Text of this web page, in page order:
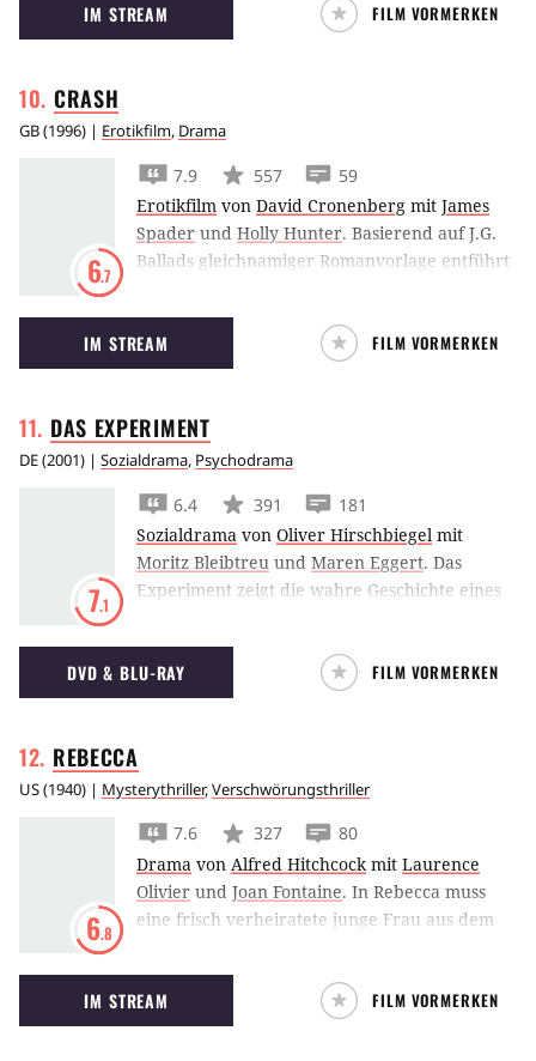
Verrat.
IM STREAM FILM VORMERKEN
CRASH
GB(1996) | Erotikfilm, Drama
6.7
7.9 557
59
Erotikfilm von David Cronenberg mit James
Spader und Holly Hunter. Basierend auf J.G.
Ballads gleichnamiger Romanvorlage entführt
Untiefen eines erotisch aufgeladenen Dramas
mit James Spader und Holly Hunter.
IM STREAM FILM VORMERKEN
DAS EXPERIMENT
DE(2001) | Sozialdrama, Psychodrama
7.1
6.4 391
181
Sozialdrama von Oliver Hirschbiegel mit
Moritz Bleibtreu und Maren Eggert. Das
Experiment zeigt die wahre Geschichte eines
eine Versuchsgruppe wahllos in Häftlinge und
deren Wärter aufteilte.
DVD & BLU-RAY FILM VORMERKEN
REBECCA
US(1940) | Mysterythriller,Verschwörungsthriller
6.8
7.6 327
80
Drama von Alfred Hitchcock mit Laurence
Olivier und Joan Fontaine. In Rebecca muss
eine frisch verheiratete junge Frau aus dem
IM STREAM FILM VORMERKEN